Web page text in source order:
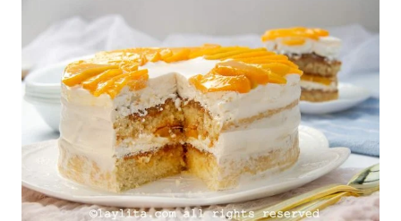
SUDAMERICA
TODAS
LAS
RECETAS
TORTAS
BIZCOCHOS
|